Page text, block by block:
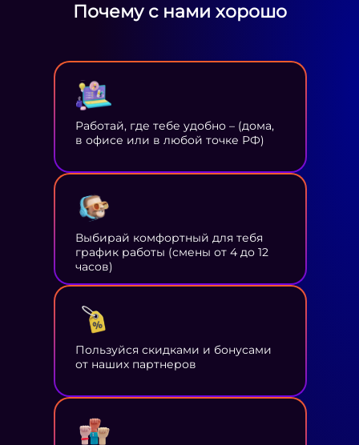
Почему с нами хорошо
Работай, где тебе удобно – (дома,
в офисе или в любой точке РФ)
Выбирай комфортный для тебя
график работы (смены от 4 до 12
часов)
Пользуйся скидками и бонусами
от наших партнеров